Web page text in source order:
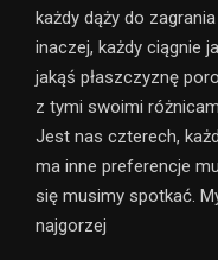
każdy dąży do
inaczej, każdy ciągnie
jakąś płaszczyznę
z tymi swoimi
Jest nas czterech,
ma inne preferencje
się musimy spotkać.
najgorzej